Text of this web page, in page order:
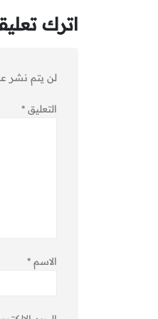
اترك
لن يتم نشر
التعليق *
الاسم *